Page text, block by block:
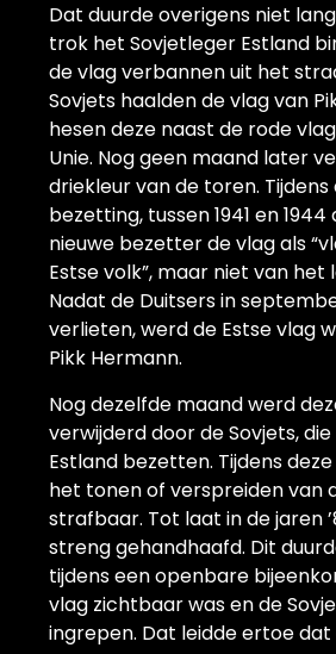
Dat duurde overigens niet
trok het Sovjetleger Estland
de vlag verbannen uit het
Sovjets haalden de vlag van
hesen deze naast de rode
Unie. Nog geen maand later
driekleur van de toren. Tijdens
bezetting, tussen 1941 en
nieuwe bezetter de vlag als
Estse volk”, maar niet van het
Nadat de Duitsers in
verlieten, werd de Estse vlag
Pikk Hermann.
Nog dezelfde maand werd
verwijderd door de Sovjets,
Estland bezetten. Tijdens
het tonen of verspreiden van
strafbaar. Tot laat in de jaren
streng gehandhaafd. Dit
tijdens een openbare
vlag zichtbaar was en de
ingrepen. Dat leidde ertoe